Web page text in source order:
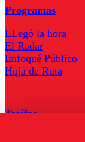
Programas
LLegó la hora
El Radar
Enfoqué Público
Hoja de Ruta
Tarifas